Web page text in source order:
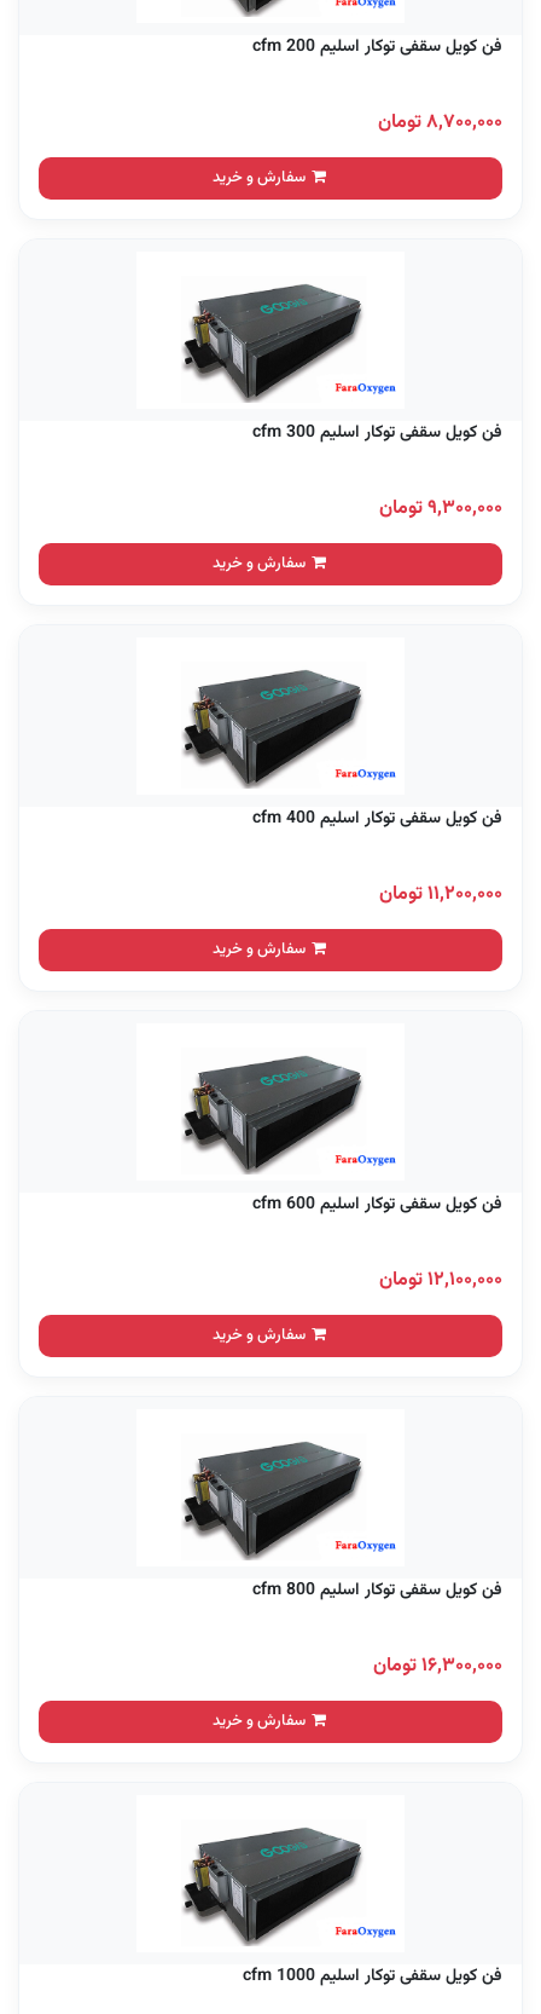
فن کویل سقفی توکار اسلیم 200 cfm
۸,۷۰۰,۰۰۰ تومان
سفارش و خرید
فن کویل سقفی توکار اسلیم 300 cfm
۹,۳۰۰,۰۰۰ تومان
سفارش و خرید
فن کویل سقفی توکار اسلیم 400 cfm
۱۱,۲۰۰,۰۰۰ تومان
سفارش و خرید
فن کویل سقفی توکار اسلیم 600 cfm
۱۲,۱۰۰,۰۰۰ تومان
سفارش و خرید
فن کویل سقفی توکار اسلیم 800 cfm
۱۶,۳۰۰,۰۰۰ تومان
سفارش و خرید
فن کویل سقفی توکار اسلیم 1000 cfm